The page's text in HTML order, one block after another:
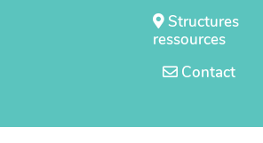
Structures
ressources
Contact